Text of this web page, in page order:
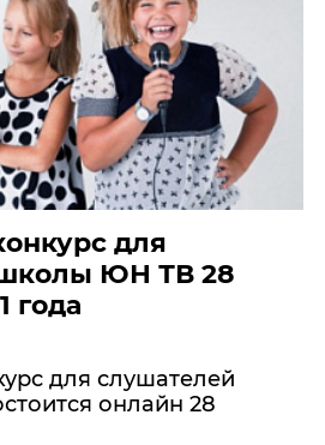
для
ЮН ТВ 28
года
для слушателей
онлайн 28